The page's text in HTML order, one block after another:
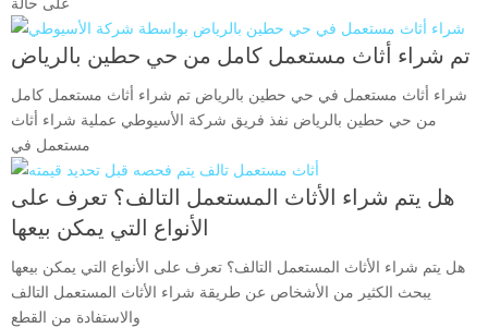
تم شراء أثاث مستعمل كامل من حي حطين بالرياض
شراء أثاث مستعمل في حي حطين بالرياض تم شراء أثاث مستعمل كامل
من حي حطين بالرياض نفذ فريق شركة الأسيوطي عملية شراء أثاث
مستعمل في
هل يتم شراء الأثاث المستعمل التالف؟ تعرف على
الأنواع التي يمكن بيعها
هل يتم شراء الأثاث المستعمل التالف؟ تعرف على الأنواع التي يمكن بيعها
يبحث الكثير من الأشخاص عن طريقة شراء الأثاث المستعمل التالف
والاستفادة من القطع